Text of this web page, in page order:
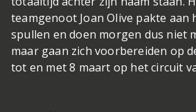
teamgenoot Joan Olive pakte aan
spullen en doen morgen dus niet
maar gaan zich voorbereiden op
tot en met 8 maart op het circuit